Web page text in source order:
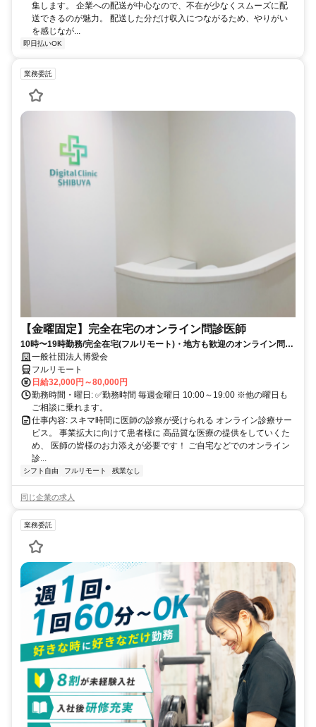
集します。 企業への配送が中心なので、不在が少なくスムーズに配
送できるのが魅力。 配送した分だけ収入につながるため、やりがい
を感じなが...
即日払いOK
業務委託
【金曜固定】完全在宅のオンライン問診医師
10時〜19時勤務/完全在宅(フルリモート)・地方も歓迎のオンライン問診
業務一般社団法人博愛会
フルリモート
日給32,000円～80,000円
勤務時間・曜日: ✅勤務時間 毎週金曜日 10:00～19:00 ※他の曜日も
ご相談に乗れます。
仕事内容: スキマ時間に医師の診察が受けられる オンライン診療サー
ビス。 事業拡大に向けて患者様に 高品質な医療の提供をしていくた
め、 医師の皆様のお力添えが必要です！ ご自宅などでのオンライン
診...
シフト自由 フルリモート 残業なし
同じ企業の求人
業務委託